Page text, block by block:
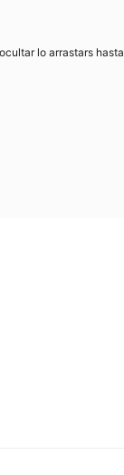
lo arrastars hasta